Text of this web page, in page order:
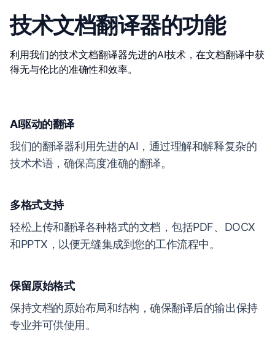
技术文档翻译器的功能
利用我们的技术文档翻译器先进的AI技术，在文档翻译中获
得无与伦比的准确性和效率。
AI驱动的翻译
我们的翻译器利用先进的AI，通过理解和解释复杂的
技术术语，确保高度准确的翻译。
多格式支持
轻松上传和翻译各种格式的文档，包括PDF、DOCX
和PPTX，以便无缝集成到您的工作流程中。
保留原始格式
保持文档的原始布局和结构，确保翻译后的输出保持
专业并可供使用。